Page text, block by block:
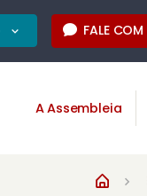
FALE
A Assembleia